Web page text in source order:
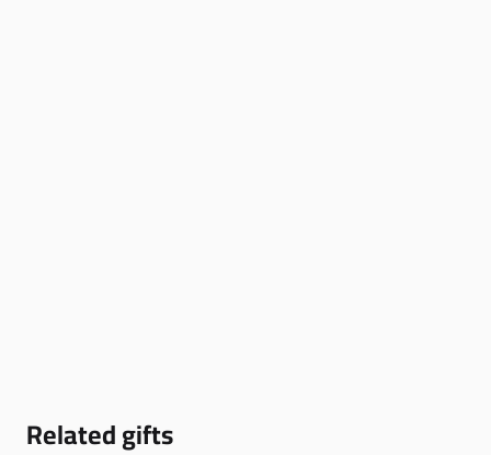
Related gifts